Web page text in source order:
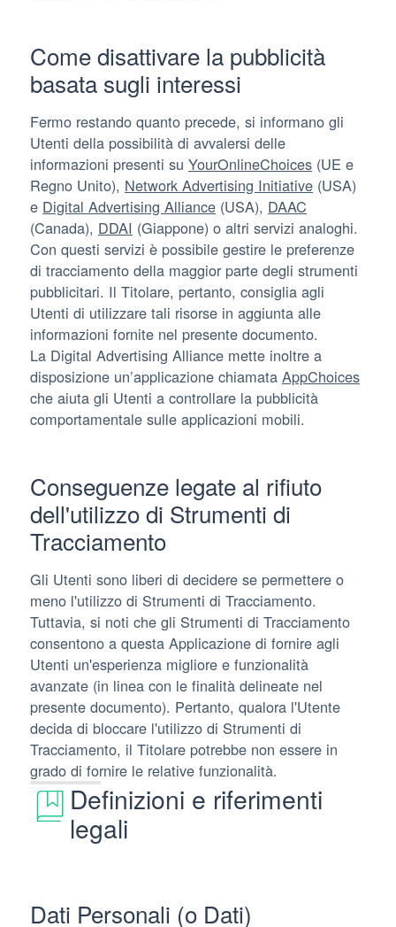
Come disattivare la pubblicità
basata sugli interessi
Fermo restando quanto precede, si informano gli
Utenti della possibilità di avvalersi delle
informazioni presenti su YourOnlineChoices (UE e
Regno Unito), Network Advertising Initiative (USA)
e Digital Advertising Alliance (USA), DAAC
(Canada), DDAI (Giappone) o altri servizi analoghi.
Con questi servizi è possibile gestire le preferenze
di tracciamento della maggior parte degli strumenti
pubblicitari. Il Titolare, pertanto, consiglia agli
Utenti di utilizzare tali risorse in aggiunta alle
informazioni fornite nel presente documento.
La Digital Advertising Alliance mette inoltre a
disposizione un’applicazione chiamata AppChoices
che aiuta gli Utenti a controllare la pubblicità
comportamentale sulle applicazioni mobili.
Conseguenze legate al rifiuto
dell'utilizzo di Strumenti di
Tracciamento
Gli Utenti sono liberi di decidere se permettere o
meno l'utilizzo di Strumenti di Tracciamento.
Tuttavia, si noti che gli Strumenti di Tracciamento
consentono a questa Applicazione di fornire agli
Utenti un'esperienza migliore e funzionalità
avanzate (in linea con le finalità delineate nel
presente documento). Pertanto, qualora l'Utente
decida di bloccare l'utilizzo di Strumenti di
Tracciamento, il Titolare potrebbe non essere in
grado di fornire le relative funzionalità.
Definizioni e riferimenti
legali
Dati Personali (o Dati)